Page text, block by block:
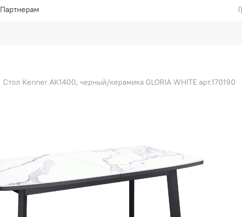
Партнерам
Стол Kenner AK1400, черный/керамика GLORIA WHITE арт.170190